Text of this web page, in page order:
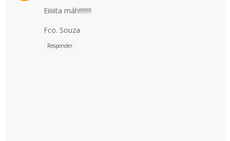
Eiiiiita máh!!!!!!!!
Fco. Souza
Responder